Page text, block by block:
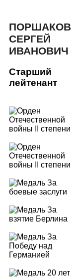
ПОРШАКОВ
СЕРГЕЙ
ИВАНОВИЧ
Старший
лейтенант